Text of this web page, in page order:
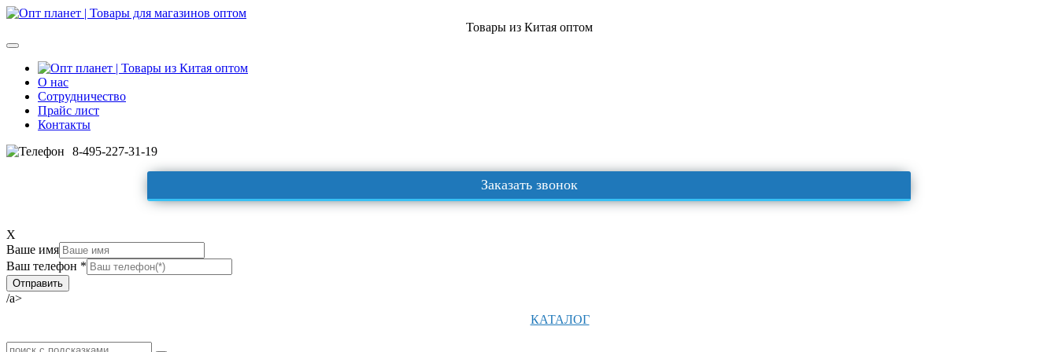
Товары из Китая оптом
О нас
Сотрудничество
Прайс лист
Контакты
8-495-227-31-19
Заказать звонок
X
Ваше имя
Ваш телефон *
/a>
КАТАЛОГ